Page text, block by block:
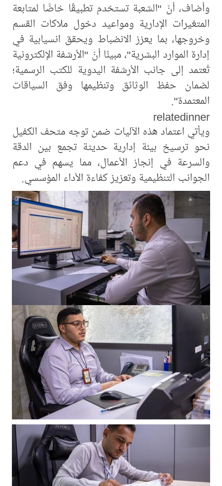
وأضاف، أنّ "الشعبة تستخدم تطبيقًا خاصًّا لمتابعة
المتغيرات الإدارية ومواعيد دخول ملاكات القسم
وخروجها، بما يعزز الانضباط ويحقق انسيابية في
إدارة الموارد البشرية"، مبينًا أنّ "الأرشفة الإلكترونية
تُعتمد إلى جانب الأرشفة اليدوية للكتب الرسمية؛
لضمان حفظ الوثائق وتنظيمها وفق السياقات
المعتمدة".
relatedinner
ويأتي اعتماد هذه الآليات ضمن توجه متحف الكفيل
نحو ترسيخ بيئة إدارية حديثة تجمع بين الدقة
والسرعة في إنجاز الأعمال، مما يسهم في دعم
الجوانب التنظيمية وتعزيز كفاءة الأداء المؤسسي.